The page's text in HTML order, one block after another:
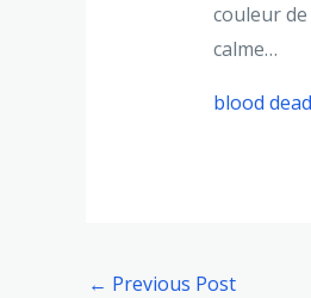
couleur
calme…
blood
← Previous Post